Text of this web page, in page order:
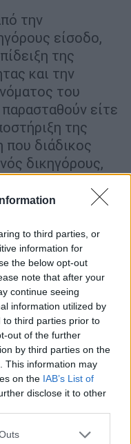
to third parties, or
information for
the below opt-out
note that after your
continue seeing
information utilized by
to third parties prior to
out of the further
by third parties on the
This information may
on the IAB’s List of
disclose it to other
one or more Google
την
είσοδο,
της
και την
του
είτε
της
που διάδικος
δικηγόρους,
σύμφωνα με το
έως τριών.
την είσοδο
σημεία
σειρά των
η επίδειξη
και η
του
τις
εργασίας) που
έχουν ειδική
συνδρομή και